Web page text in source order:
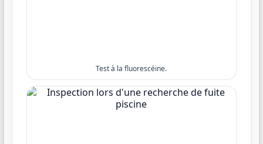
Test à la fluorescéine.